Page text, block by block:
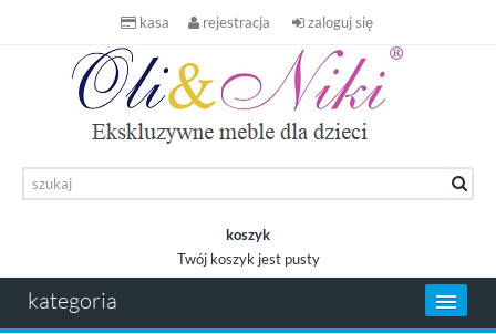
kasa rejestracja zaloguj się
koszyk
Twój koszyk jest pusty
kategoria